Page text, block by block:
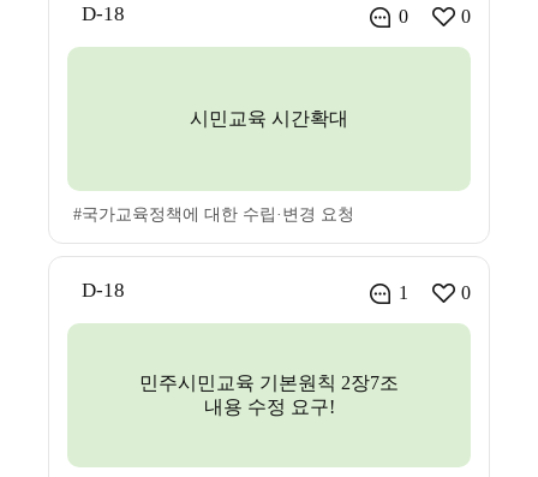
D-18 0 0
시민교육 시간확대
#국가교육정책에 대한 수립·변경 요청
D-18 1 0
민주시민교육 기본원칙 2장7조
내용 수정 요구!